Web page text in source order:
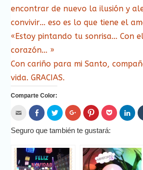
encontrar de nuevo la ilusión y
convivir… eso es lo que tiene el
«Estoy pintando tu sonrisa… Con
corazón… »
Con cariño para mi Santo,
vida. GRACIAS.
Comparte Color:
Hac
clic
para
enviar
por
electrónico
a
un
amigo
Haz
clic
para
compartir
en
(Se
abre
en
una
Haz
clic
para
compartir
en
(Se
abre
en
una
Haz
clic
para
compartir
en
(Se
abre
en
una
Haz
clic
para
compartir
en
(Se
abre
en
una
Haz
clic
para
(Se
abre
en
una
Haz
clic
(Se
abre
en
una
Seguro que también te gustará: